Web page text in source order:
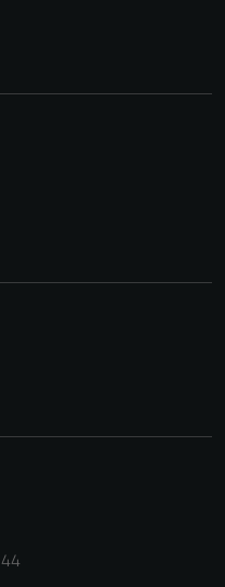
del sito e non
non raccolgono